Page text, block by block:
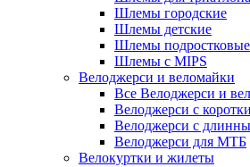
Шлемы городские
Шлемы детские
Шлемы подростковые
Шлемы с MIPS
Велоджерси и веломайки
Все Велоджерси и
Велоджерси с
Велоджерси с
Велоджерси для МТБ
Велокуртки и жилеты